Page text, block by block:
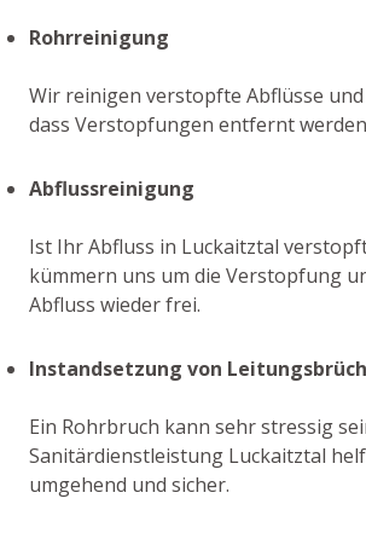
Rohrreinigung
Wir reinigen verstopfte Abflüsse
dass Verstopfungen entfernt
Abflussreinigung
Ist Ihr Abfluss in Luckaitztal
kümmern uns um die Verstopfung
Abfluss wieder frei.
Instandsetzung von
Ein Rohrbruch kann sehr stressig
Sanitärdienstleistung Luckaitztal
umgehend und sicher.